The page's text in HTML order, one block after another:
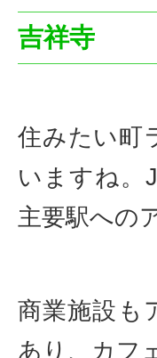
吉祥寺
住みたい町
いますね。
主要駅への
商業施設も
あり、カフ